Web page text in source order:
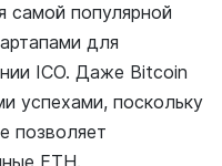
самой популярной
для
ICO. Даже Bitcoin
успехами, поскольку
позволяет